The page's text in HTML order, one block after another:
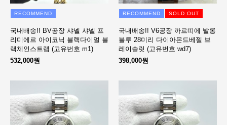
RECOMMEND
국내배송!! BV공장 샤넬 샤넬 프
리미에르 아이코닉 블랙다이얼 블
랙체인스트랩 (고유번호 m1)
532,000원
RECOMMEND SOLD OUT
국내배송!! V6공장 까르띠에 발롱
블루 28미리 다이아몬드베젤 브
레이슬릿 (고유번호 wd7)
398,000원